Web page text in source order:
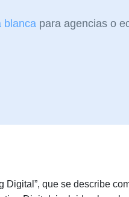
blanca para agencias o
que se describe